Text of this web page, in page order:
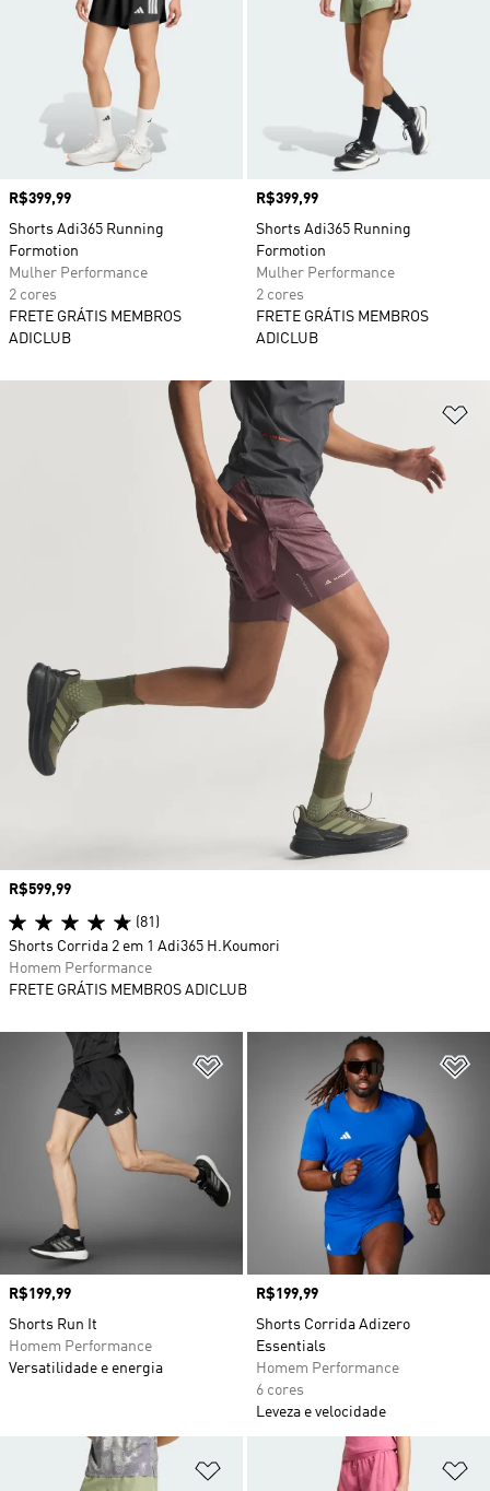
Preço
R$399,99
Shorts Adi365 Running
Formotion
Mulher Performance
2 cores
FRETE GRÁTIS MEMBROS
ADICLUB
Preço
R$399,99
Shorts Adi365 Running
Formotion
Mulher Performance
2 cores
FRETE GRÁTIS MEMBROS
ADICLUB
Adicionar à Lista de Desejos
Preço
R$199,99
Shorts Run It
Homem Performance
Versatilidade e energia
Preço
R$199,99
Shorts Corrida Adizero
Essentials
Homem Performance
6 cores
Leveza e velocidade
Adicionar à Lista de Desejos
Preço
R$599,99
(81)
Shorts Corrida 2 em 1 Adi365 H.Koumori
Homem Performance
FRETE GRÁTIS MEMBROS ADICLUB